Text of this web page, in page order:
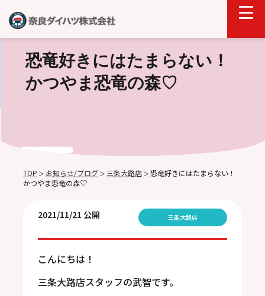
恐竜好きにはたまらない！
かつやま恐竜の森♡
TOP ＞ お知らせ/ブログ ＞ 三条大路店 ＞ 恐竜好きにはたまらない！
かつやま恐竜の森♡
2021/11/21 公開 三条大路店
こんにちは！
三条大路店スタッフの武智です。